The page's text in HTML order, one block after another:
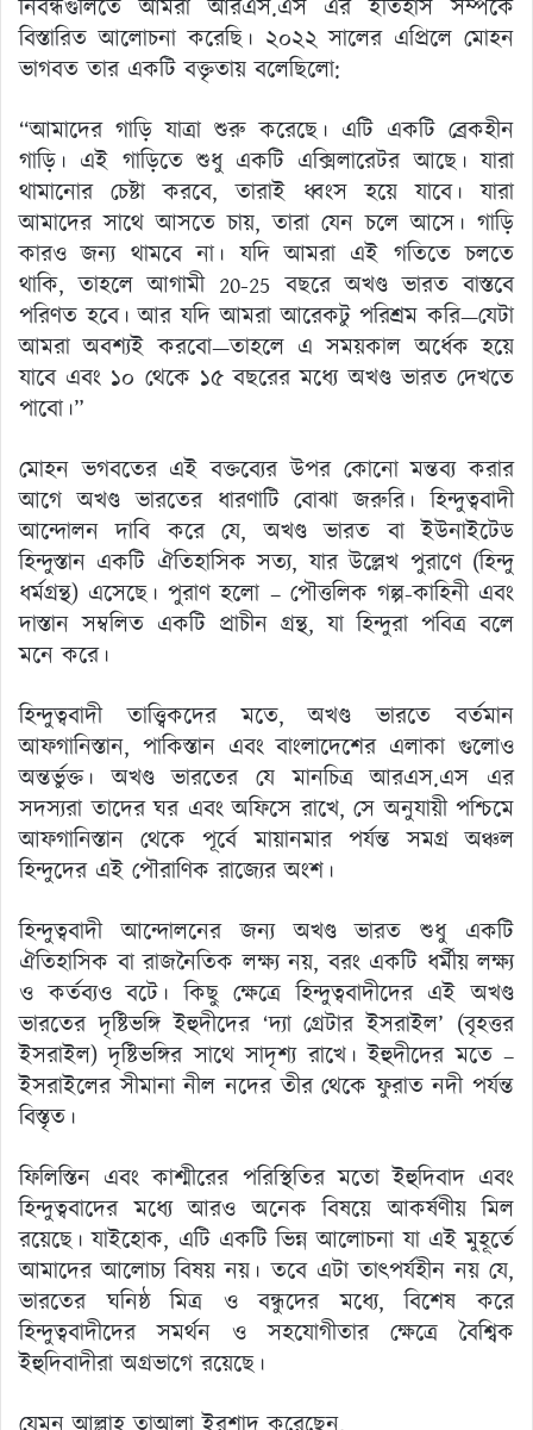
নিবন্ধগুলিতে আমরা আরএস.এস এর ইতিহাস সম্পর্কে
বিস্তারিত আলোচনা করেছি। ২০২২ সালের এপ্রিলে মোহন
ভাগবত তার একটি বক্তৃতায় বলেছিলো:
“আমাদের গাড়ি যাত্রা শুরু করেছে। এটি একটি ব্রেকহীন
গাড়ি। এই গাড়িতে শুধু একটি এক্সিলারেটর আছে। যারা
থামানোর চেষ্টা করবে, তারাই ধ্বংস হয়ে যাবে। যারা
আমাদের সাথে আসতে চায়, তারা যেন চলে আসে। গাড়ি
কারও জন্য থামবে না। যদি আমরা এই গতিতে চলতে
থাকি, তাহলে আগামী 20-25 বছরে অখণ্ড ভারত বাস্তবে
পরিণত হবে। আর যদি আমরা আরেকটু পরিশ্রম করি—যেটা
আমরা অবশ্যই করবো—তাহলে এ সময়কাল অর্ধেক হয়ে
যাবে এবং ১০ থেকে ১৫ বছরের মধ্যে অখণ্ড ভারত দেখতে
পাবো।”
মোহন ভগবতের এই বক্তব্যের উপর কোনো মন্তব্য করার
আগে অখণ্ড ভারতের ধারণাটি বোঝা জরুরি। হিন্দুত্ববাদী
আন্দোলন দাবি করে যে, অখণ্ড ভারত বা ইউনাইটেড
হিন্দুস্তান একটি ঐতিহাসিক সত্য, যার উল্লেখ পুরাণে (হিন্দু
ধর্মগ্রন্থ) এসেছে। পুরাণ হলো – পৌত্তলিক গল্প-কাহিনী এবং
দাস্তান সম্বলিত একটি প্রাচীন গ্রন্থ, যা হিন্দুরা পবিত্র বলে
মনে করে।
হিন্দুত্ববাদী তাত্ত্বিকদের মতে, অখণ্ড ভারতে বর্তমান
আফগানিস্তান, পাকিস্তান এবং বাংলাদেশের এলাকা গুলোও
অন্তর্ভুক্ত। অখণ্ড ভারতের যে মানচিত্র আরএস.এস এর
সদস্যরা তাদের ঘর এবং অফিসে রাখে, সে অনুযায়ী পশ্চিমে
আফগানিস্তান থেকে পূর্বে মায়ানমার পর্যন্ত সমগ্র অঞ্চল
হিন্দুদের এই পৌরাণিক রাজ্যের অংশ।
হিন্দুত্ববাদী আন্দোলনের জন্য অখণ্ড ভারত শুধু একটি
ঐতিহাসিক বা রাজনৈতিক লক্ষ্য নয়, বরং একটি ধর্মীয় লক্ষ্য
ও কর্তব্যও বটে। কিছু ক্ষেত্রে হিন্দুত্ববাদীদের এই অখণ্ড
ভারতের দৃষ্টিভঙ্গি ইহুদীদের ‘দ্যা গ্রেটার ইসরাইল’ (বৃহত্তর
ইসরাইল) দৃষ্টিভঙ্গির সাথে সাদৃশ্য রাখে। ইহুদীদের মতে –
ইসরাইলের সীমানা নীল নদের তীর থেকে ফুরাত নদী পর্যন্ত
বিস্তৃত।
ফিলিস্তিন এবং কাশ্মীরের পরিস্থিতির মতো ইহুদিবাদ এবং
হিন্দুত্ববাদের মধ্যে আরও অনেক বিষয়ে আকর্ষণীয় মিল
রয়েছে। যাইহোক, এটি একটি ভিন্ন আলোচনা যা এই মুহূর্তে
আমাদের আলোচ্য বিষয় নয়। তবে এটা তাৎপর্যহীন নয় যে,
ভারতের ঘনিষ্ঠ মিত্র ও বন্ধুদের মধ্যে, বিশেষ করে
হিন্দুত্ববাদীদের সমর্থন ও সহযোগীতার ক্ষেত্রে বৈশ্বিক
ইহুদিবাদীরা অগ্রভাগে রয়েছে।